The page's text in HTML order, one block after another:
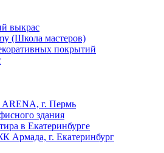
выкрас
(Школа мастеров)
покрытий
г. Пермь
здания
в Екатеринбурге
Армада, г. Екатеринбург